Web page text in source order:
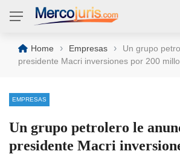
Home › Empresas ›
Un grupo
presidente Macri inversiones por 200
EMPRESAS
Un grupo petrolero le
presidente Macri